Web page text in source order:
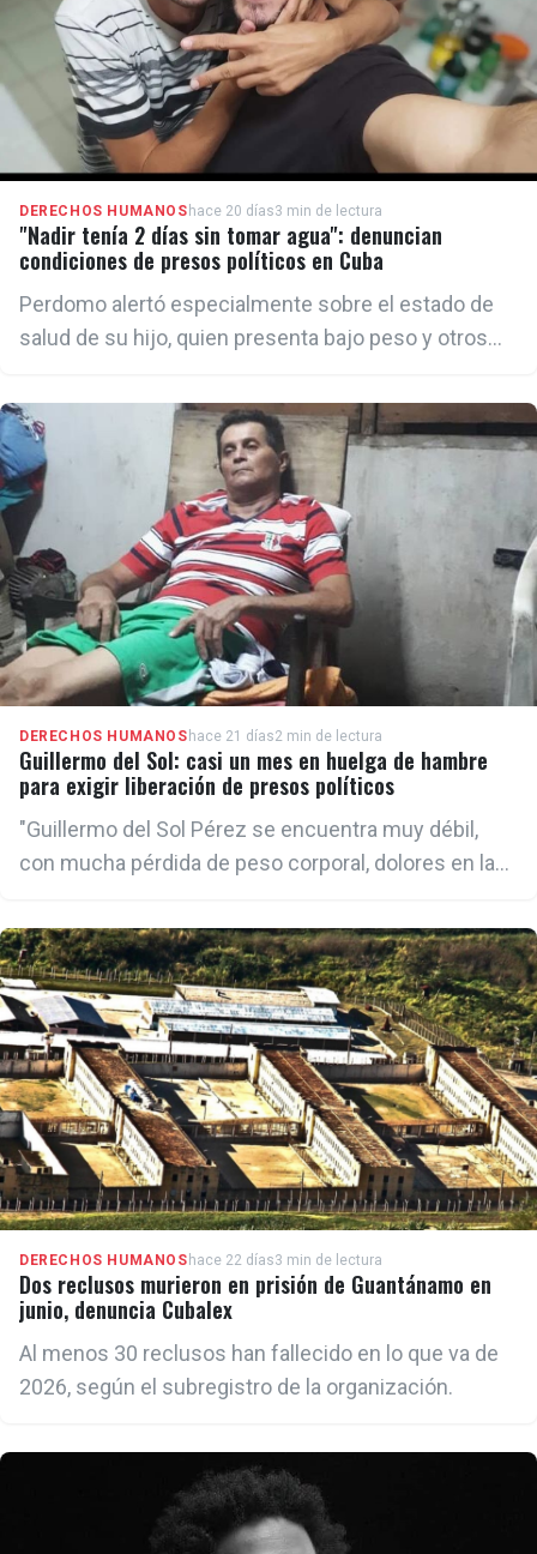
DERECHOS HUMANOS hace 20 días3 min de lectura
"Nadir tenía 2 días sin tomar agua": denuncian
condiciones de presos políticos en Cuba
Perdomo alertó especialmente sobre el estado de
salud de su hijo, quien presenta bajo peso y otros
representa un riesgo aún mayor debido a su
condición física y a las altas temperaturas
registradas en el país.
DERECHOS HUMANOS hace 21 días2 min de lectura
Guillermo del Sol: casi un mes en huelga de hambre
para exigir liberación de presos políticos
"Guillermo del Sol Pérez se encuentra muy débil,
con mucha pérdida de peso corporal, dolores en las
descompensada, debido a la diabetes, así como la
presión arterial descompensada tras 29 días en
huelga de hambre", declaró Morales a este medio.
DERECHOS HUMANOS hace 22 días3 min de lectura
Dos reclusos murieron en prisión de Guantánamo en
junio, denuncia Cubalex
Al menos 30 reclusos han fallecido en lo que va de
2026, según el subregistro de la organización.